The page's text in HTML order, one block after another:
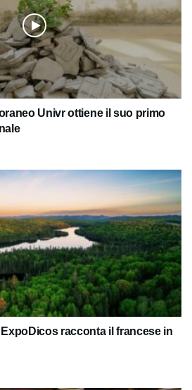
Univr ottiene il suo primo
ExpoDicos racconta il francese in